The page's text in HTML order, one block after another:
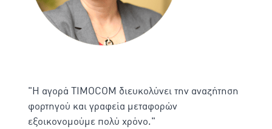
"Η αγορά TIMOCOM διευκολύνει την αναζήτηση
φορτηγού και γραφεία μεταφορών
εξοικονομούμε πολύ χρόνο."